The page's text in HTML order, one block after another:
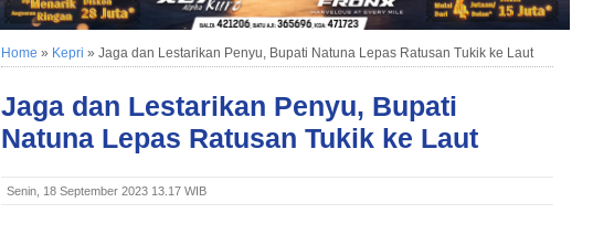
Home » Kepri » Jaga dan Lestarikan Penyu, Bupati Natuna Lepas Ratusan Tukik ke Laut
Jaga dan Lestarikan Penyu, Bupati
Natuna Lepas Ratusan Tukik ke Laut
Senin, 18 September 2023 13.17 WIB